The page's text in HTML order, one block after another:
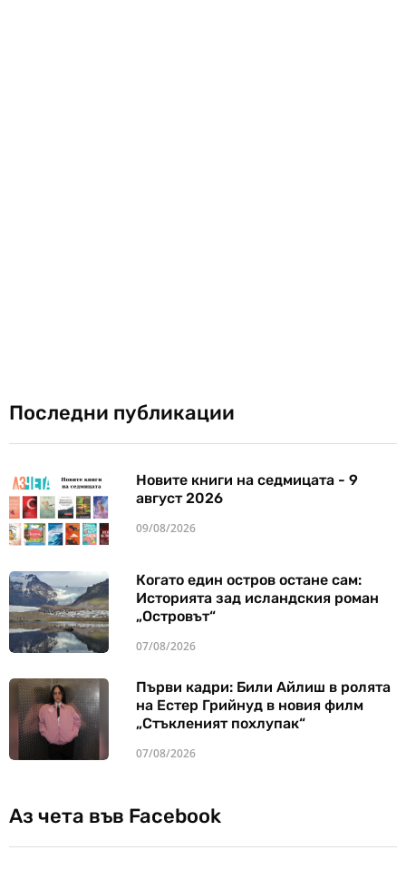
Последни публикации
Новите книги на седмицата - 9
август 2026
09/08/2026
Когато един остров остане сам:
Историята зад исландския роман
„Островът“
07/08/2026
Първи кадри: Били Айлиш в ролята
на Естер Грийнуд в новия филм
„Стъкленият похлупак“
07/08/2026
Аз чета във Facebook